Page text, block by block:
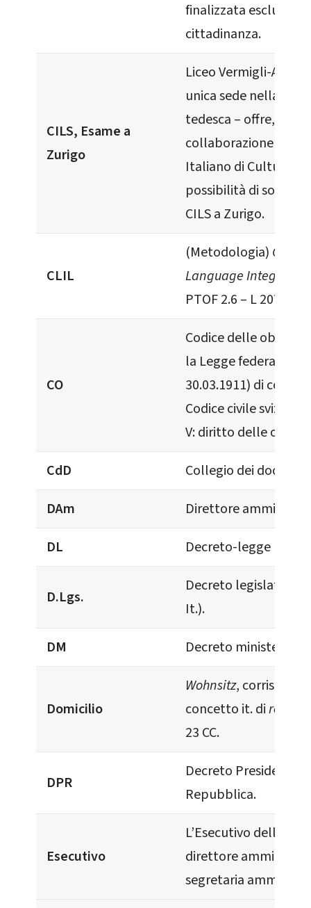
finalizzata
cittadinanza.
CILS, Esame a
Zurigo
Liceo Vermigli-
unica sede nella
tedesca – offre, in
collaborazione con
Italiano di Cultura di
possibilità di
CILS a Zurigo.
CLIL
(Metodologia)
Language
PTOF 2.6 – L 207/
CO
Codice delle
la Legge federale
30.03.1911) di
Codice civile svizzero
V: diritto delle
CdD
Collegio dei docenti.
DAm
Direttore
DL
Decreto-legge (art.
D.Lgs.
Decreto legislativo
It.).
DM
Decreto
Domicilio
Wohnsitz,
concetto it. di
23 CC.
DPR
Decreto Presidente
Repubblica.
Esecutivo
L’Esecutivo
direttore
segretaria